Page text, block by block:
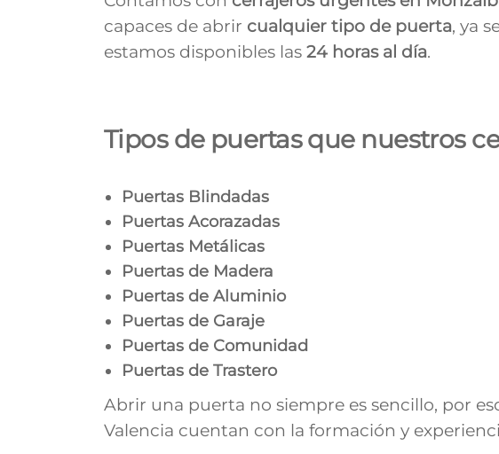
capaces de abrir cualquier tipo de puerta, ya
estamos disponibles las 24 horas al día.
Tipos de puertas que nuestros
Puertas Blindadas
Puertas Acorazadas
Puertas Metálicas
Puertas de Madera
Puertas de Aluminio
Puertas de Garaje
Puertas de Comunidad
Puertas de Trastero
Abrir una puerta no siempre es sencillo, por
Valencia cuentan con la formación y